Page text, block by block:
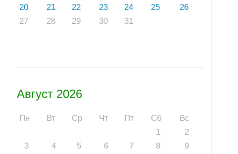
20
21 22 23 24 25
26
27
28 29 30 31
Август 2026
Пн Вт Ср Чт Пт Сб
Вс
1
2
3
4 5 6 7 8
9